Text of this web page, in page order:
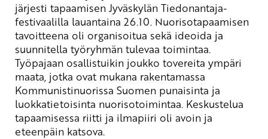
järjesti tapaamisen Jyväskylän Tiedonantaja-
festivaalilla lauantaina 26.10. Nuorisotapaamisen
tavoitteena oli organisoitua sekä ideoida ja
suunnitella työryhmän tulevaa toimintaa.
Työpajaan osallistuikin joukko tovereita ympäri
maata, jotka ovat mukana rakentamassa
Kommunistinuorissa Suomen punaisinta ja
luokkatietoisinta nuorisotoimintaa. Keskustelua
tapaamisessa riitti ja ilmapiiri oli avoin ja
eteenpäin katsova.